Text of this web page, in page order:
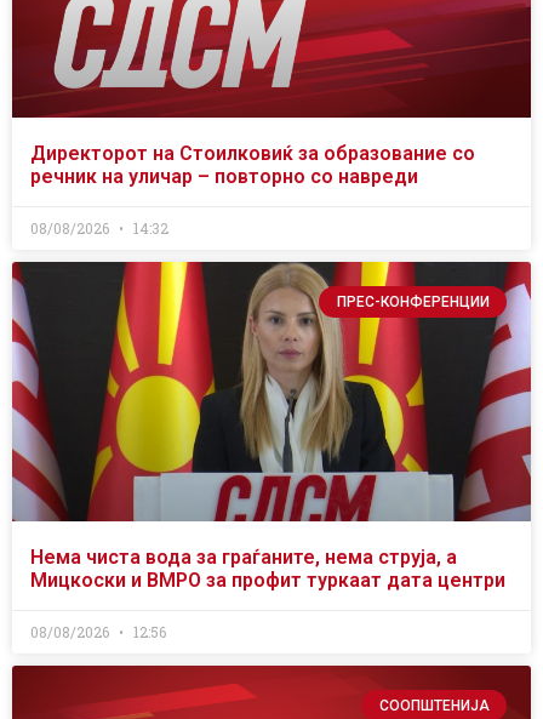
Директорот на Стоилковиќ за образование со
речник на уличар – повторно со навреди
08/08/2026 14:32
ПРЕС-КОНФЕРЕНЦИИ
Нема чиста вода за граѓаните, нема струја, а
Мицкоски и ВМРО за профит туркаат дата центри
08/08/2026 12:56
СООПШТЕНИЈА